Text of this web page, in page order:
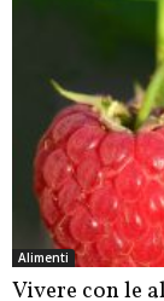
Alimenti
Vivere con le